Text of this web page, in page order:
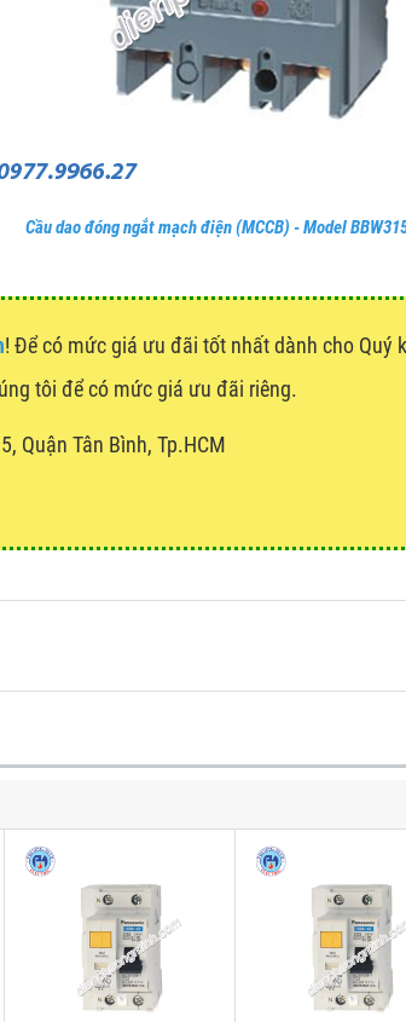
Cầu dao đóng ngắt mạch điện (MCCB) - Model
! Để có mức giá ưu đãi tốt nhất dành cho Quý
tôi để có mức giá ưu đãi riêng.
Quận Tân Bình, Tp.HCM